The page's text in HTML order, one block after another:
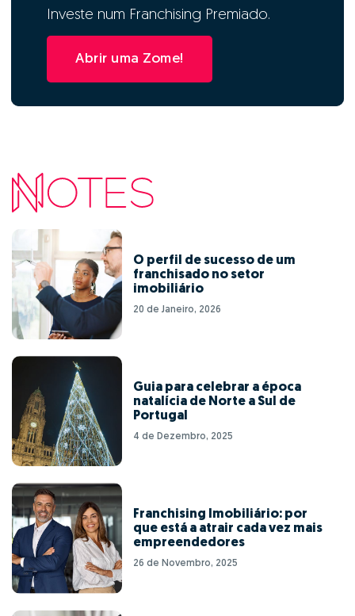
Investe num Franchising Premiado.
Abrir uma Zome!
O perfil de sucesso de um
franchisado no setor
imobiliário
20 de Janeiro, 2026
Guia para celebrar a época
natalícia de Norte a Sul de
Portugal
4 de Dezembro, 2025
Franchising Imobiliário: por
que está a atrair cada vez mais
empreendedores
26 de Novembro, 2025